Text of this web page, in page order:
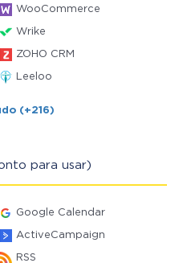
WooCommerce
Wrike
ZOHO CRM
Leeloo
(+216)
para usar)
Google Calendar
ActiveCampaign
RSS